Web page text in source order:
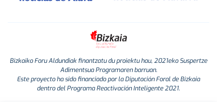
Bizkaiko Foru Aldundiak finantzatu du proiektu hau, 2021eko Suspertze
Adimentsua Programaren barruan.
Este proyecto ha sido financiado por la Diputación Foral de Bizkaia
dentro del Programa Reactivación Inteligente 2021.